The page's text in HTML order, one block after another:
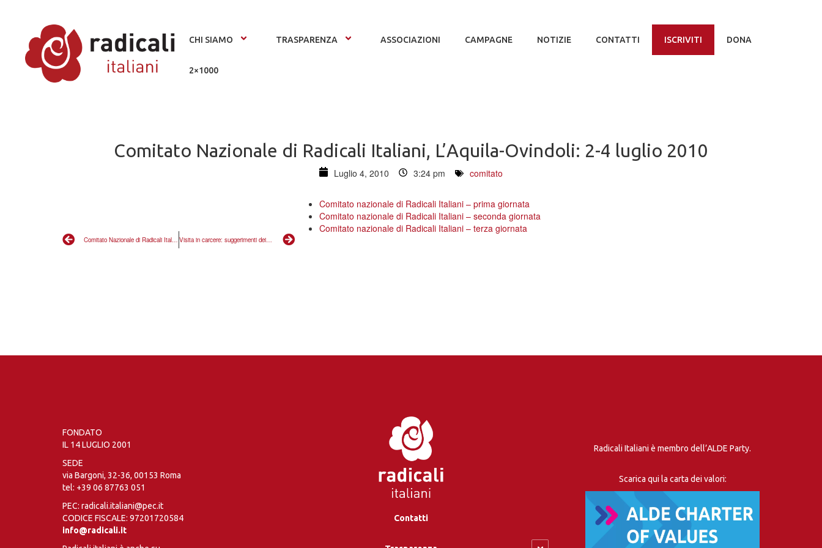
CHI SIAMO TRASPARENZA ASSOCIAZIONI CAMPAGNE NOTIZIE CONTATTI ISCRIVITI DONA
2×1000
Comitato Nazionale di Radicali Italiani, L’Aquila-Ovindoli: 2-4 luglio 2010
Luglio 4, 2010 3:24 pm comitato
Visita in carcere: suggerimenti dei detenuti per una “visita informata”
Comitato nazionale di Radicali Italiani – prima giornata
Comitato nazionale di Radicali Italiani – seconda giornata
Comitato nazionale di Radicali Italiani – terza giornata
FONDATO
IL 14 LUGLIO 2001
SEDE
via Bargoni, 32-36, 00153 Roma
tel: +39 06 87763 051
PEC: radicali.italiani@pec.it
CODICE FISCALE: 97201720584
info@radicali.it
Contatti
Radicali Italiani è membro dell’ALDE Party.
Scarica qui la carta dei valori: